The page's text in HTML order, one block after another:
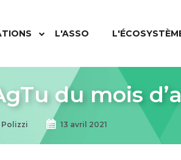
L'ASSO
du mois
Polizzi 13 avril 2021